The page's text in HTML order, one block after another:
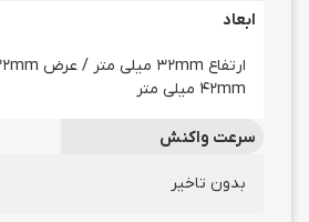
ابعاد
42mm میلی متر
سرعت واکنش
بدون تاخیر